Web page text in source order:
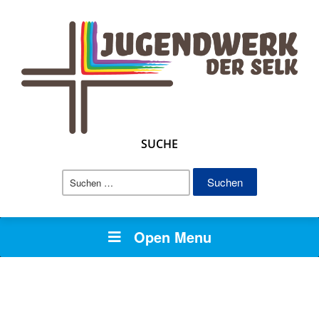
SUCHE
Suchen
Open Menu